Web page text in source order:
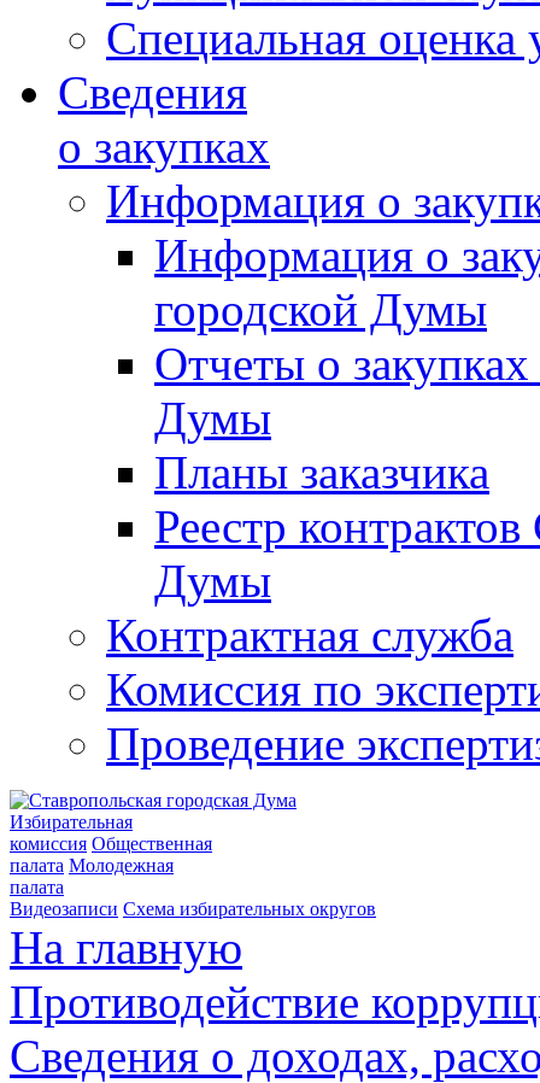
Специальная оценка
Сведения
о закупках
Информация о
Информация о
городской Думы
Отчеты о
Думы
Планы заказчика
Реестр
Думы
Контрактная служба
Комиссия по
Проведение
Избирательная
комиссия Общественная
палата Молодежная
палата
Видеозаписи Схема избирательных округов
На главную
Противодействие
Сведения о доходах,